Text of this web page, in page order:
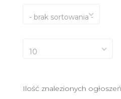
- brak sortowania -
10
Ilość znalezionych ogłoszeń